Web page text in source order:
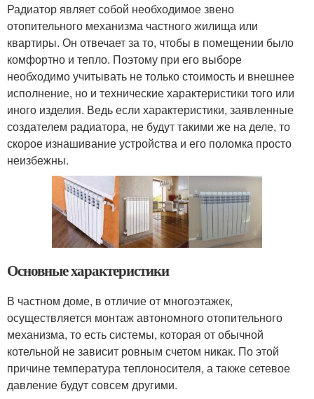
Радиатор являет собой необходимое звено
отопительного механизма частного жилища или
квартиры. Он отвечает за то, чтобы в помещении было
комфортно и тепло. Поэтому при его выборе
необходимо учитывать не только стоимость и внешнее
исполнение, но и технические характеристики того или
иного изделия. Ведь если характеристики, заявленные
создателем радиатора, не будут такими же на деле, то
скорое изнашивание устройства и его поломка просто
неизбежны.
Основные характеристики
В частном доме, в отличие от многоэтажек,
осуществляется монтаж автономного отопительного
механизма, то есть системы, которая от обычной
котельной не зависит ровным счетом никак. По этой
причине температура теплоносителя, а также сетевое
давление будут совсем другими.